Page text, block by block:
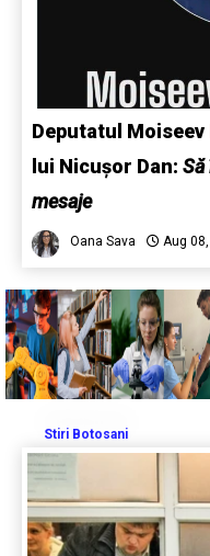
Deputatul Moiseev
lui Nicușor Dan: Să
mesaje
Oana Sava Aug
Stiri Botosani